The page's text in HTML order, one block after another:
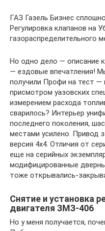
ГАЗ Газель Бизнес
Регулировка клапанов на
газораспределительного
Но одно дело — описание
— ездовые впечатления!
получили Профи на тест —
присмотром уазовских
измерением расхода
сварилось? Интерьер
последнего поколения,
местами усилено. Привод
версия 4х4. Отличия от
еще на серийных
модифицированные
тоже открывались-
Снятие и установка
двигателя ЗМЗ-406
Но у меня получается,